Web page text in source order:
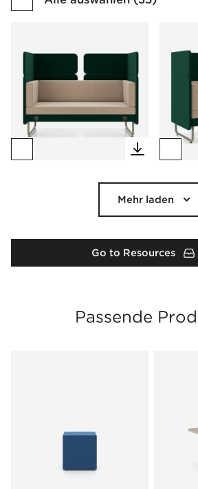
Mehr laden
Go to Resources
Passende